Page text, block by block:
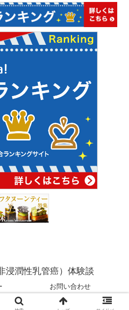
浸潤性乳管癌）体験談
お問い合わせ
（非浸潤性乳管癌）体験談.